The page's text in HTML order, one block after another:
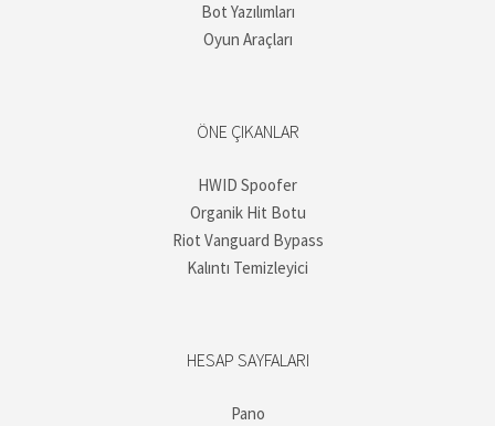
Bot Yazılımları
Oyun Araçları
ÖNE ÇIKANLAR
HWID Spoofer
Organik Hit Botu
Riot Vanguard Bypass
Kalıntı Temizleyici
HESAP SAYFALARI
Pano